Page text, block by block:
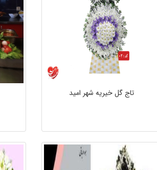
تاج گل خیریه شهر امید